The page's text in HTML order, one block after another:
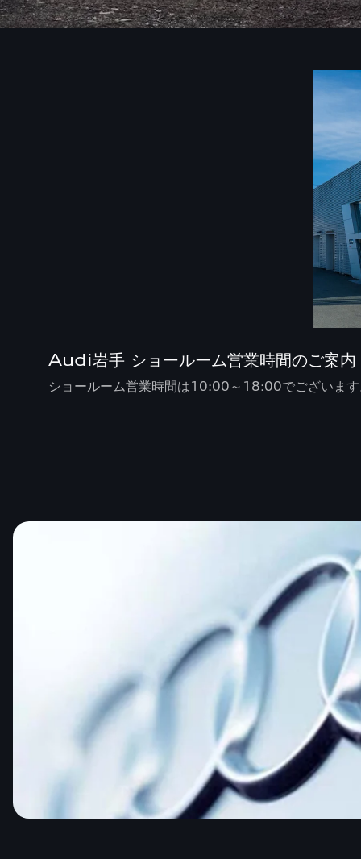
Audi岩手 ショールーム営業時間のご案内
ショールーム営業時間は10:00～18:00でございま